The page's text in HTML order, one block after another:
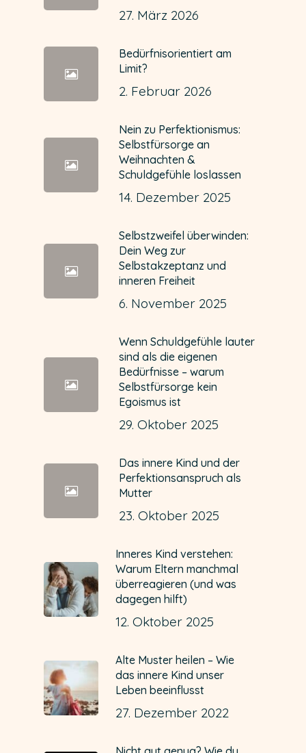
27. März 2026
Bedürfnisorientiert am
Limit?
2. Februar 2026
Nein zu Perfektionismus:
Selbstfürsorge an
Weihnachten &
Schuldgefühle loslassen
14. Dezember 2025
Selbstzweifel überwinden:
Dein Weg zur
Selbstakzeptanz und
inneren Freiheit
6. November 2025
Wenn Schuldgefühle lauter
sind als die eigenen
Bedürfnisse – warum
Selbstfürsorge kein
Egoismus ist
29. Oktober 2025
Das innere Kind und der
Perfektionsanspruch als
Mutter
23. Oktober 2025
Inneres Kind verstehen:
Warum Eltern manchmal
überreagieren (und was
dagegen hilft)
12. Oktober 2025
Alte Muster heilen – Wie
das innere Kind unser
Leben beeinflusst
27. Dezember 2022